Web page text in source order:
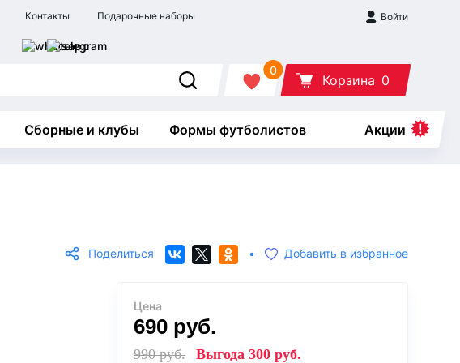
Контакты Подарочные наборы Войти
0
Корзина 0
Сборные и клубы Формы футболистов Акции
Поделиться • Добавить в избранное
Цена
690 руб.
990руб. Выгода 300 руб.